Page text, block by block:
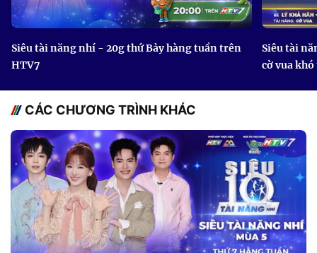
Siêu tài năng nhí - 20g thứ Bảy hàng tuần trên
HTV7
Siêu tài
cờ vua
CÁC CHƯƠNG TRÌNH KHÁC